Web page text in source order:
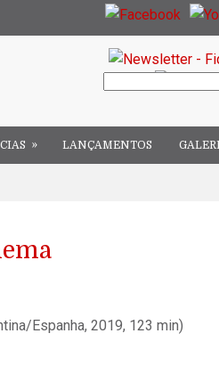
» LANÇAMENTOS
Espanha, 2019, 123 min)